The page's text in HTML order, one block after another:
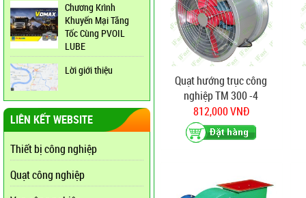
Chương Krình
Khuyến Mại Tăng
Tốc Cùng PVOIL
LUBE
Lời giới thiệu
LIÊN KẾT WEBSITE
Thiết bị công nghiệp
Quạt công nghiệp
Quạt hướng trục công
nghiệp TM 300 -4
812,000 VNĐ